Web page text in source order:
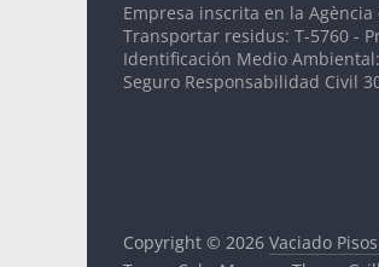
Empresa inscrita en la Agència
Transportar residus: T-5760 -
Identificación Medio
Seguro Responsabilidad Civil
Copyright © 2026 Vaciado